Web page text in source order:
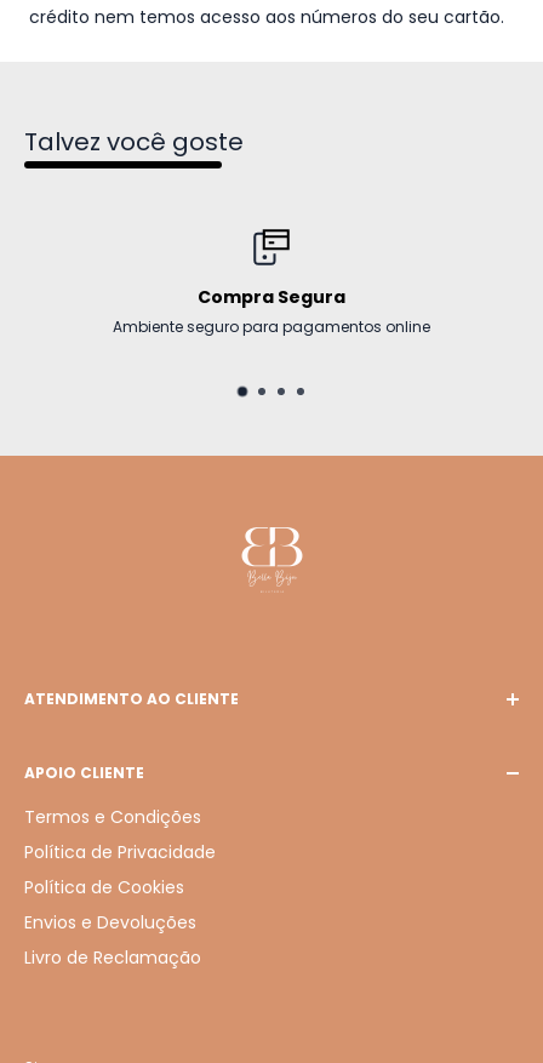
crédito nem temos acesso aos números do seu cartão.
Talvez você goste
Compra Segura
Ambiente seguro para pagamentos online
ATENDIMENTO AO CLIENTE
APOIO CLIENTE
Termos e Condições
Política de Privacidade
Política de Cookies
Envios e Devoluções
Livro de Reclamação